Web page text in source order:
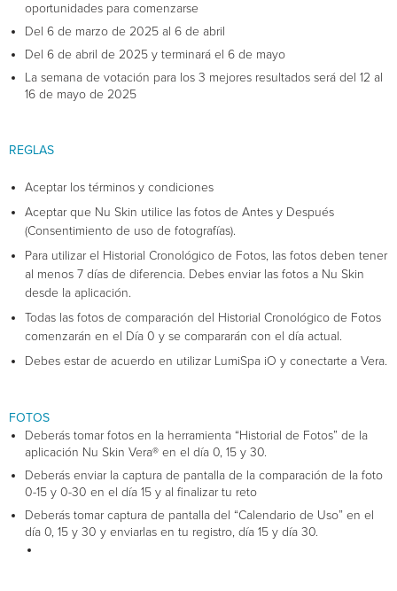
oportunidades para comenzarse
Del 6 de marzo de 2025 al 6 de abril
Del 6 de abril de 2025 y terminará el 6 de mayo
La semana de votación para los 3 mejores resultados será del 12 al
16 de mayo de 2025
REGLAS
Aceptar los términos y condiciones
Aceptar que Nu Skin utilice las fotos de Antes y Después
(Consentimiento de uso de fotografías).
Para utilizar el Historial Cronológico de Fotos, las fotos deben tener
al menos 7 días de diferencia. Debes enviar las fotos a Nu Skin
desde la aplicación.
Todas las fotos de comparación del Historial Cronológico de Fotos
comenzarán en el Día 0 y se compararán con el día actual.
Debes estar de acuerdo en utilizar LumiSpa iO y conectarte a Vera.
FOTOS
Deberás tomar fotos en la herramienta “Historial de Fotos” de la
aplicación Nu Skin Vera® en el día 0, 15 y 30.
Deberás enviar la captura de pantalla de la comparación de la foto
0-15 y 0-30 en el día 15 y al finalizar tu reto
Deberás tomar captura de pantalla del “Calendario de Uso” en el
día 0, 15 y 30 y enviarlas en tu registro, día 15 y día 30.